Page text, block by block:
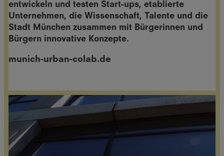
entwickeln und testen Start-ups, etablierte
Unternehmen, die Wissenschaft, Talente und die
Stadt München zusammen mit Bürgerinnen und
Bürgern innovative Konzepte.
munich-urban-colab.de